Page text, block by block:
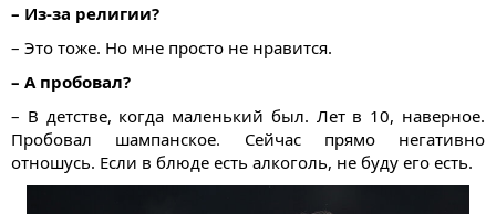
– Из-за религии?
– Это тоже. Но мне просто не нравится.
– А пробовал?
– В детстве, когда маленький был. Лет в 10, наверное.
Пробовал шампанское. Сейчас прямо негативно
отношусь. Если в блюде есть алкоголь, не буду его есть.